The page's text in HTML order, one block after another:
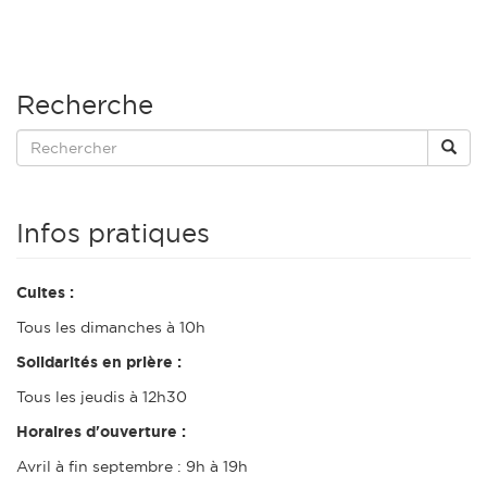
Recherche
Infos pratiques
Cultes :
Tous les dimanches à 10h
Solidarités en prière :
Tous les jeudis à 12h30
Horaires d'ouverture :
Avril à fin septembre : 9h à 19h